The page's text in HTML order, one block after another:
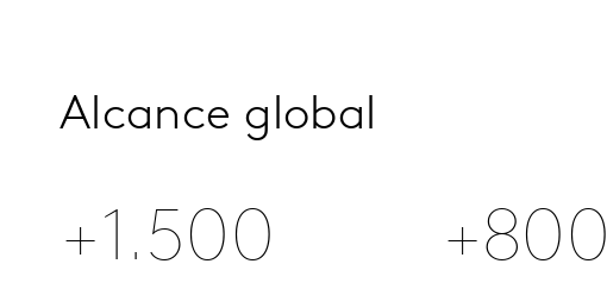
Alcance global
+1.500 +800